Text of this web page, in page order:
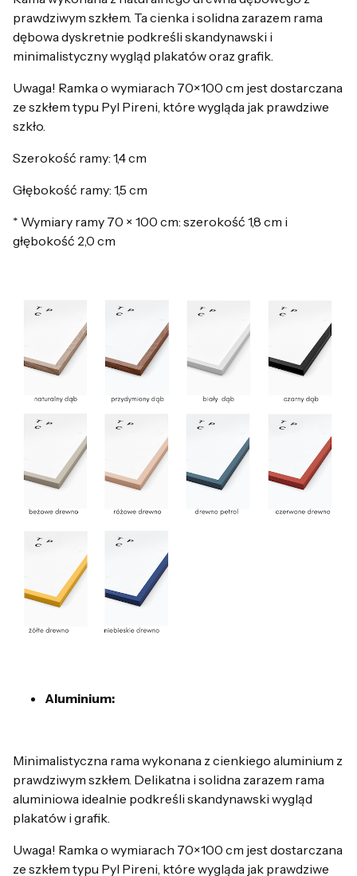
prawdziwym szkłem. Ta cienka i solidna zarazem rama
dębowa dyskretnie podkreśli skandynawski i
minimalistyczny wygląd plakatów oraz grafik.
Uwaga! Ramka o wymiarach 70×100 cm jest dostarczana
ze szkłem typu Pyl Pireni, które wygląda jak prawdziwe
szkło.
Szerokość ramy: 1,4 cm
Głębokość ramy: 1,5 cm
* Wymiary ramy 70 × 100 cm: szerokość 1,8 cm i
głębokość 2,0 cm
Aluminium:
Minimalistyczna rama wykonana z cienkiego aluminium z
prawdziwym szkłem. Delikatna i solidna zarazem rama
aluminiowa idealnie podkreśli skandynawski wygląd
plakatów i grafik.
Uwaga! Ramka o wymiarach 70×100 cm jest dostarczana
ze szkłem typu Pyl Pireni, które wygląda jak prawdziwe